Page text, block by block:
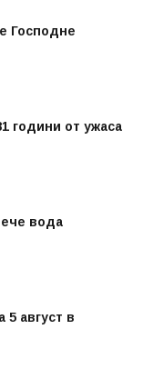
Господне
години от ужаса
вода
5 август в